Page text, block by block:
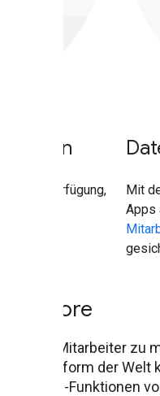
zur Verfügung,
Mit
Apps
Store
ihre Mitarbeiter zu
der
Shop-Funktionen